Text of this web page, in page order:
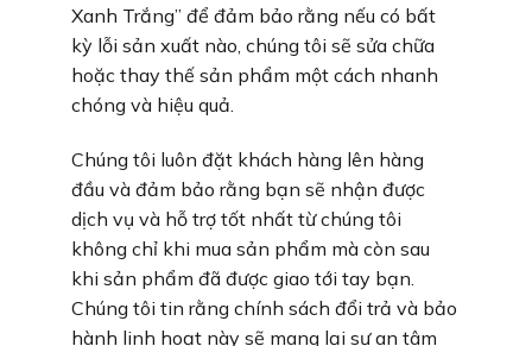
Xanh Trắng” để đảm bảo rằng nếu có bất
kỳ lỗi sản xuất nào, chúng tôi sẽ sửa chữa
hoặc thay thế sản phẩm một cách nhanh
chóng và hiệu quả.
Chúng tôi luôn đặt khách hàng lên hàng
đầu và đảm bảo rằng bạn sẽ nhận được
dịch vụ và hỗ trợ tốt nhất từ chúng tôi
không chỉ khi mua sản phẩm mà còn sau
khi sản phẩm đã được giao tới tay bạn.
Chúng tôi tin rằng chính sách đổi trả và bảo
hành linh hoạt này sẽ mang lại sự an tâm